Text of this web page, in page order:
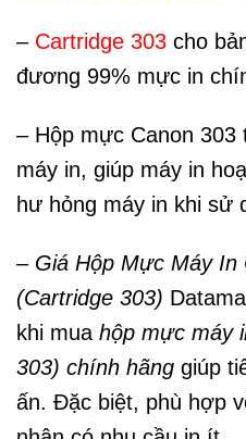
– Cartridge 303 cho
đương 99% mực in
– Hộp mực Canon
máy in, giúp máy in
hư hỏng máy in khi sử
– Giá Hộp Mực Máy In
(Cartridge 303)
khi mua hộp mực máy
303) chính hãng giúp
ấn. Đặc biệt, phù hợp